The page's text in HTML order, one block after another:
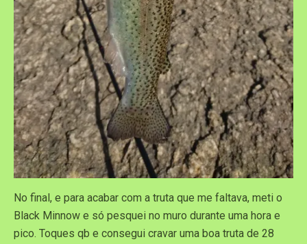
No final, e para acabar com a truta que me faltava, meti o
Black Minnow e só pesquei no muro durante uma hora e
pico. Toques qb e consegui cravar uma boa truta de 28